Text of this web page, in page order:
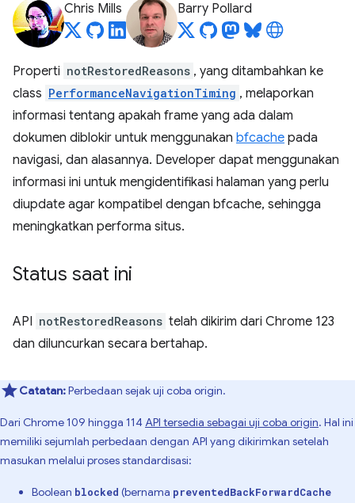
Chris Mills Barry Pollard
Properti notRestoredReasons , yang ditambahkan ke
class PerformanceNavigationTiming , melaporkan
informasi tentang apakah frame yang ada dalam
dokumen diblokir untuk menggunakan bfcache pada
navigasi, dan alasannya. Developer dapat menggunakan
informasi ini untuk mengidentifikasi halaman yang perlu
diupdate agar kompatibel dengan bfcache, sehingga
meningkatkan performa situs.
Status saat ini
API notRestoredReasons telah dikirim dari Chrome 123
dan diluncurkan secara bertahap.
Catatan:Perbedaan sejak uji coba origin.
Dari Chrome 109 hingga 114API tersedia sebagai uji coba origin. Hal ini
memiliki sejumlah perbedaan dengan API yang dikirimkan setelah
masukan melalui proses standardisasi:
Boolean blocked (bernama preventedBackForwardCache